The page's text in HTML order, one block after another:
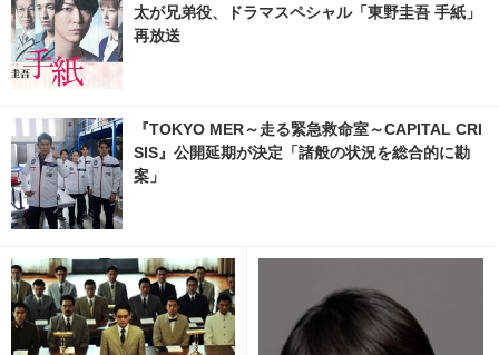
太が兄弟役、ドラマスペシャル「東野圭吾 手紙」
再放送
『TOKYO MER～走る緊急救命室～CAPITAL CRI
SIS』公開延期が決定「諸般の状況を総合的に勘
案」